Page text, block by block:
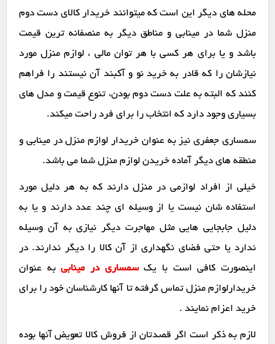
محله های دیگر این است که میتوانند خریدار کالای دست دوم
منزل شما در مینابی و مناطق دیگر به منصفانه ترین قیمت
باشد و یا برای هر کسی با هر توان مالی ، لوازم منزل مورد
نیازشان را که قادر به خرید نو و آکبند آن نیستند را فراهم
کنند که البته به علت دست دوم بودن، تنوع قیمت و مدل های
بسیاری وجود دارد که انتخاب را برای فرد راحت میکند.
سمساری جعفری نیز به عنوان خریدار لوازم منزل در مینابی و
منطقه های دیگر آماده خریدن لوازم منزل شما می باشد.
خیلی از افراد لوازمی در منزل دارند که به هر دلیل مورد
استفاده شان نیست یا از وسیله ای چند عدد دارند و یا به
دلیل جابجایی هایی مثل مهاجرت دیگر نیازی به آن وسیله
ندارد یا حتی فضای نگهداری از آن کالا را دیگر ندارند. در
اینصورت کافی است با یکسمساری در مینابیبه عنوان
خریدارلوازم منزل تماس گرفته تا آنها کارشناسان خود را برای
خرید اعزام نمایند .
لازم به ذکر است اگر قصدتان از فروش کالا تعویض آنها بوده